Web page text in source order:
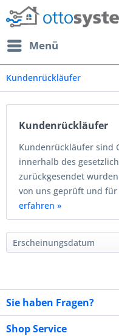
Menü
Kundenrückläufer
Kundenrückläufer
Kundenrückläufer sind
innerhalb des
zurückgesendet
von uns geprüft und
erfahren »
Sie haben Fragen?
Shop Service